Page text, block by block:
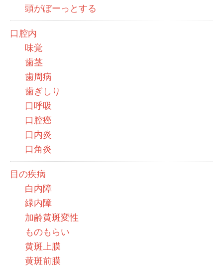
頭がぼーっとする
口腔内
味覚
歯茎
歯周病
歯ぎしり
口呼吸
口腔癌
口内炎
口角炎
目の疾病
白内障
緑内障
加齢黄斑変性
ものもらい
黄斑上膜
黄斑前膜